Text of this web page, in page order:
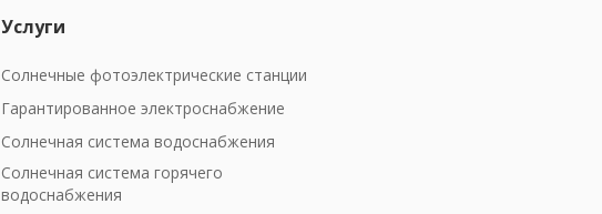
Услуги
Солнечные фотоэлектрические станции
Гарантированное электроснабжение
Солнечная система водоснабжения
Солнечная система горячего
водоснабжения